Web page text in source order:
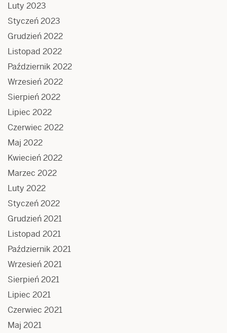
Luty 2023
Styczeń 2023
Grudzień 2022
Listopad 2022
Październik 2022
Wrzesień 2022
Sierpień 2022
Lipiec 2022
Czerwiec 2022
Maj 2022
Kwiecień 2022
Marzec 2022
Luty 2022
Styczeń 2022
Grudzień 2021
Listopad 2021
Październik 2021
Wrzesień 2021
Sierpień 2021
Lipiec 2021
Czerwiec 2021
Maj 2021